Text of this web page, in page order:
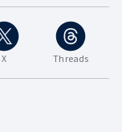
X Threads